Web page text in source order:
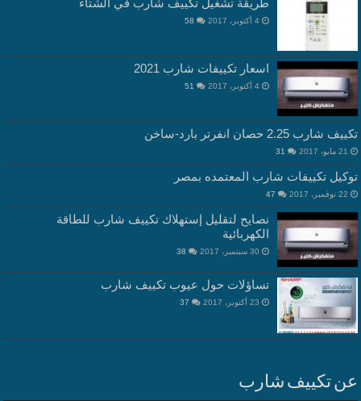
طريقة تشغيل تكييف شارب في الشتاء
4 أكتوبر، 2017 58
اسعار تكييفات شارب 2021
4 أكتوبر، 2017 51
تكييف شارب 2.25 حصان انفرتر بارد-ساخن
21 مايو، 2017 31
توكيل تكييفات شارب المعتمده بمصر
22 نوفمبر، 2017 47
نصايح لتقليل إستهلاك تكييف شارب للطاقة
الكهربائية
30 سبتمبر، 2017 38
تساؤلات حول عيوب تكييف شارب
23 أكتوبر، 2017 37
عن تكييف شارب